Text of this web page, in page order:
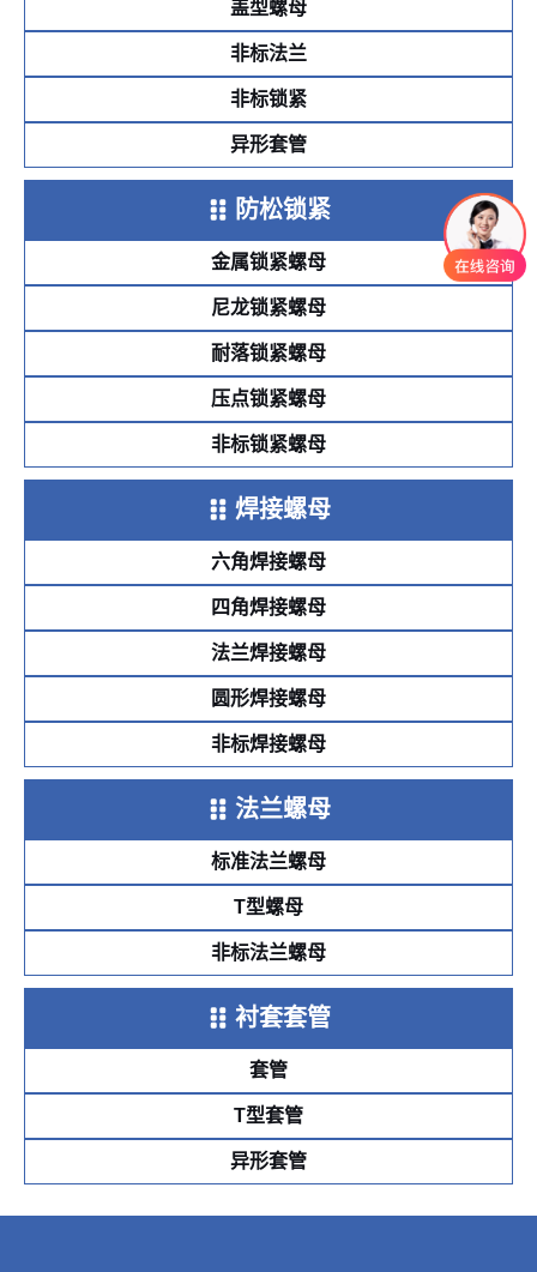
盖型螺母
非标法兰
非标锁紧
异形套管
防松锁紧
金属锁紧螺母
尼龙锁紧螺母
耐落锁紧螺母
压点锁紧螺母
非标锁紧螺母
焊接螺母
六角焊接螺母
四角焊接螺母
法兰焊接螺母
圆形焊接螺母
非标焊接螺母
法兰螺母
标准法兰螺母
T型螺母
非标法兰螺母
衬套套管
套管
T型套管
异形套管